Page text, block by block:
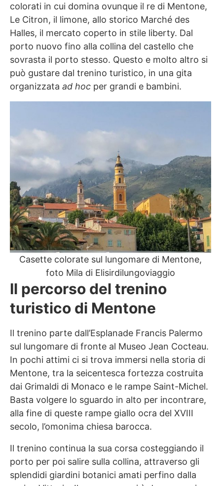
colorati in cui domina ovunque il re di Mentone,
Le Citron, il limone, allo storico Marché des
Halles, il mercato coperto in stile liberty. Dal
porto nuovo fino alla collina del castello che
sovrasta il porto stesso. Questo e molto altro si
può gustare dal trenino turistico, in una gita
organizzata ad hoc per grandi e bambini.
Casette colorate sul lungomare di Mentone,
foto Mila di Elisirdilungoviaggio
Il percorso del trenino
turistico di Mentone
Il trenino parte dall’Esplanade Francis Palermo
sul lungomare di fronte al Museo Jean Cocteau.
In pochi attimi ci si trova immersi nella storia di
Mentone, tra la seicentesca fortezza costruita
dai Grimaldi di Monaco e le rampe Saint-Michel.
Basta volgere lo sguardo in alto per incontrare,
alla fine di queste rampe giallo ocra del XVIII
secolo, l’omonima chiesa barocca.
Il trenino continua la sua corsa costeggiando il
porto per poi salire sulla collina, attraverso gli
splendidi giardini botanici amati perfino dalla